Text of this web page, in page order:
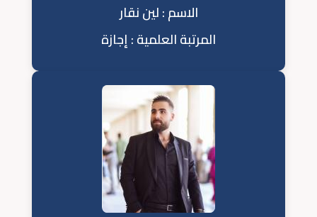
الاسم : لين نقار
المرتبة العلمية : إجازة